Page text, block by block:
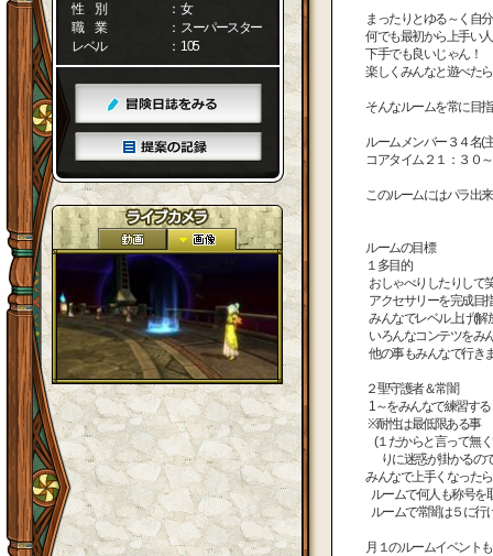
性 別
： 女
職 業
： スーパースター
レベル
： 105
まったりとゆる～く自
何でも最初から上手い
下手でも良いじゃん！
楽しくみんなと遊べた
ルームメンバー３４名(
コアタイム２１：３０
このルームにはパラ出
ルームの目標
１多目的
おしゃべりしたりして
アクセサリーを完成目
みんなでレベル上げ(解
いろんなコンテツをみ
他の事もみんなで行き
２聖守護者＆常闇
1～をみんなで練習する
※耐性は最低限ある事
(１だからと言って無
りに迷惑が掛かるの
みんなで上手くなった
ルームで何人も称号を
ルームで常闇は５に行
月１のルームイベント